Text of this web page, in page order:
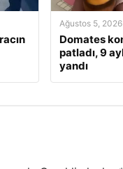
Ağustos 5, 2026
Domates
patladı, 9
yandı